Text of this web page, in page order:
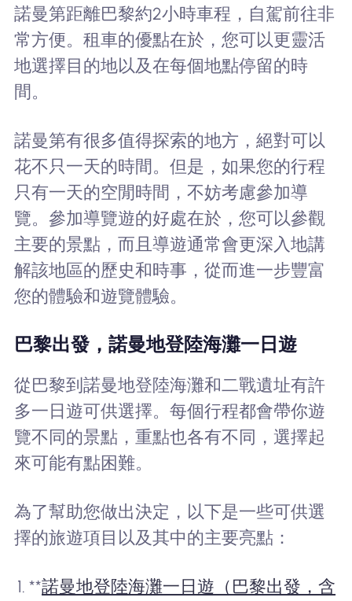
諾曼第距離巴黎約2小時車程，自駕前往非
常方便。租車的優點在於，您可以更靈活
地選擇目的地以及在每個地點停留的時
間。
諾曼第有很多值得探索的地方，絕對可以
花不只一天的時間。但是，如果您的行程
只有一天的空閒時間，不妨考慮參加導
覽。參加導覽遊的好處在於，您可以參觀
主要的景點，而且導遊通常會更深入地講
解該地區的歷史和時事，從而進一步豐富
您的體驗和遊覽體驗。
巴黎出發，諾曼地登陸海灘一日遊
從巴黎到諾曼地登陸海灘和二戰遺址有許
多一日遊可供選擇。每個行程都會帶你遊
覽不同的景點，重點也各有不同，選擇起
來可能有點困難。
為了幫助您做出決定，以下是一些可供選
擇的旅遊項目以及其中的主要亮點：
**諾曼地登陸海灘一日遊（巴黎出發，含